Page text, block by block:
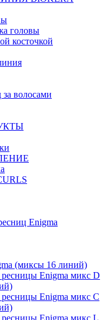
головы
косточкой
волосами
Enigma
(миксы 16 линий)
Enigma микс D
Enigma микс C